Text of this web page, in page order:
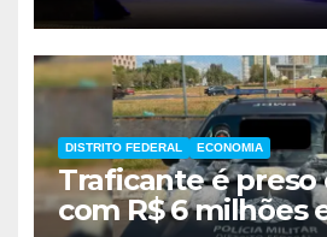
DISTRITO FEDERAL ECONOMIA
Traficante é preso
com R$ 6 milhões